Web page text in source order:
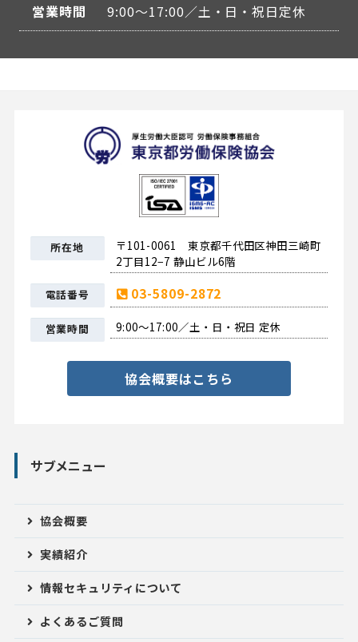
営業時間 9:00〜17:00／土・日・祝日定休
所在地
〒101-0061 東京都千代田区神田三崎町
2丁目12−7 静山ビル6階
電話番号 03-5809-2872
営業時間 9:00〜17:00／土・日・祝日 定休
協会概要はこちら
サブメニュー
協会概要
実績紹介
情報セキュリティについて
よくあるご質問